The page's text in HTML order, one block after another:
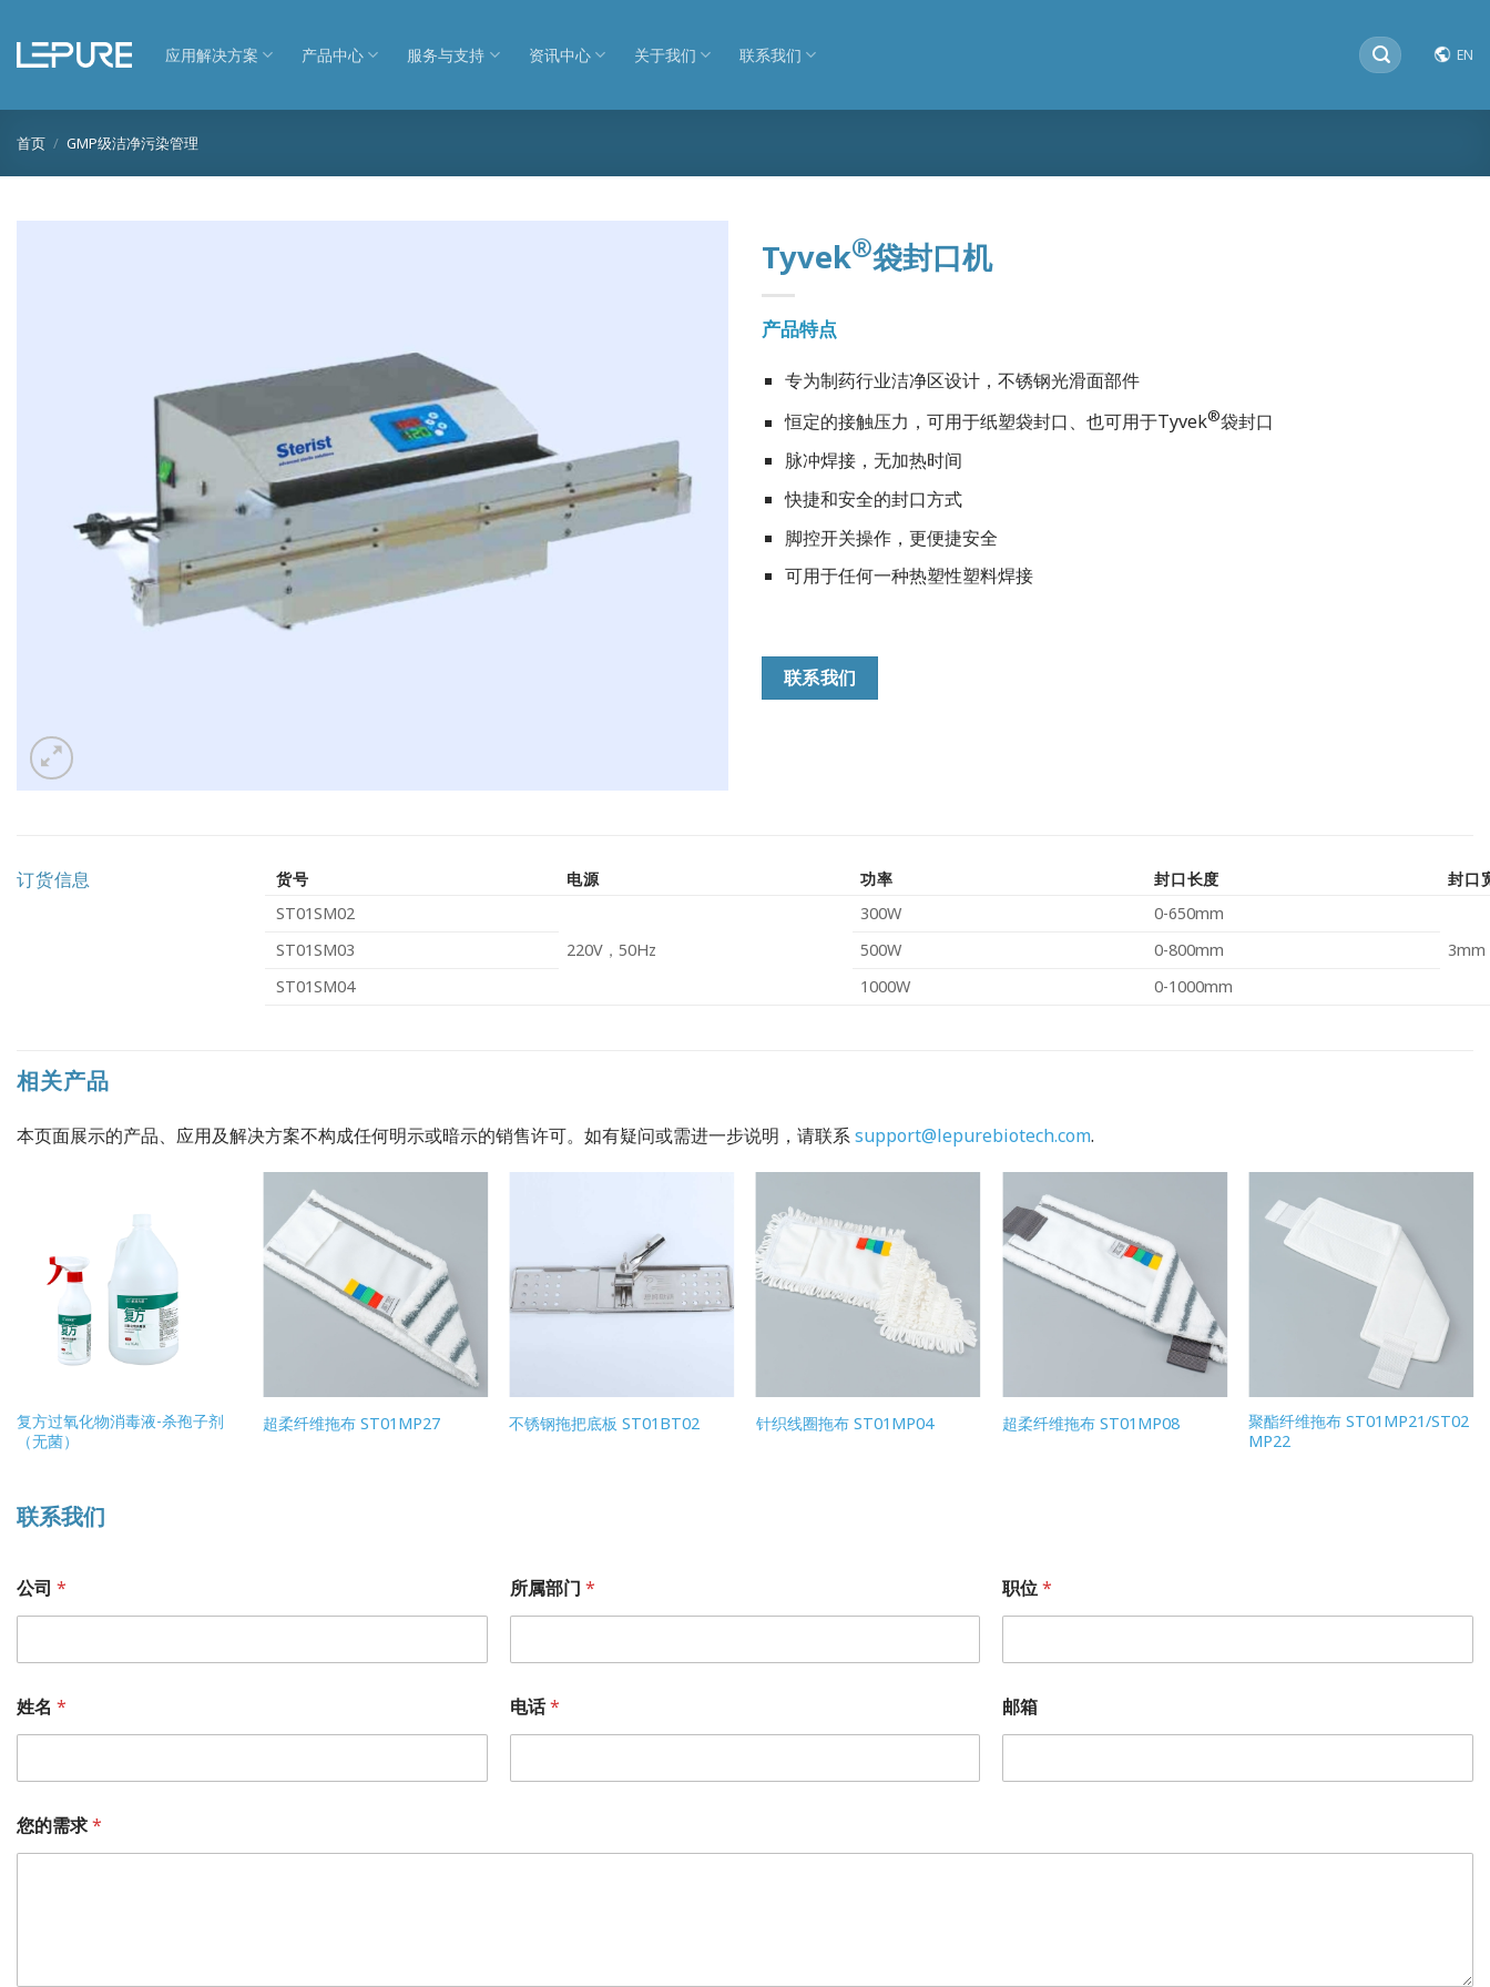
应用解决方案 产品中心 服务与支持 资讯中心 关于我们 联系我们
搜
索：
EN
首页 / GMP级洁净污染管理
Tyvek®袋封口机
产品特点
专为制药行业洁净区设计，不锈钢光滑面部件
恒定的接触压力，可用于纸塑袋封口、也可用于Tyvek®袋封口
脉冲焊接，无加热时间
快捷和安全的封口方式
脚控开关操作，更便捷安全
可用于任何一种热塑性塑料焊接
联系我们
订货信息 货号 电源 功率 封口长度
封口
ST01SM02
220V，50Hz
300W
0-650mm
3mm
ST01SM03 500W
0-800mm
ST01SM04
1000W 0-1000mm
相关产品
本页面展示的产品、应用及解决方案不构成任何明示或暗示的销售许可。如有疑问或需进一步说明，请联系support@lepurebiotech.com.
复方过氧化物消毒液-杀孢子剂
（无菌）
超柔纤维拖布 ST01MP27 不锈钢拖把底板 ST01BT02 针织线圈拖布 ST01MP04 超柔纤维拖布 ST01MP08
聚酯纤维拖布 ST01MP21/ST02
MP22
联系我们
公司 * 所属部门 * 职位*
姓名 * 电话* 邮箱
您的需求*